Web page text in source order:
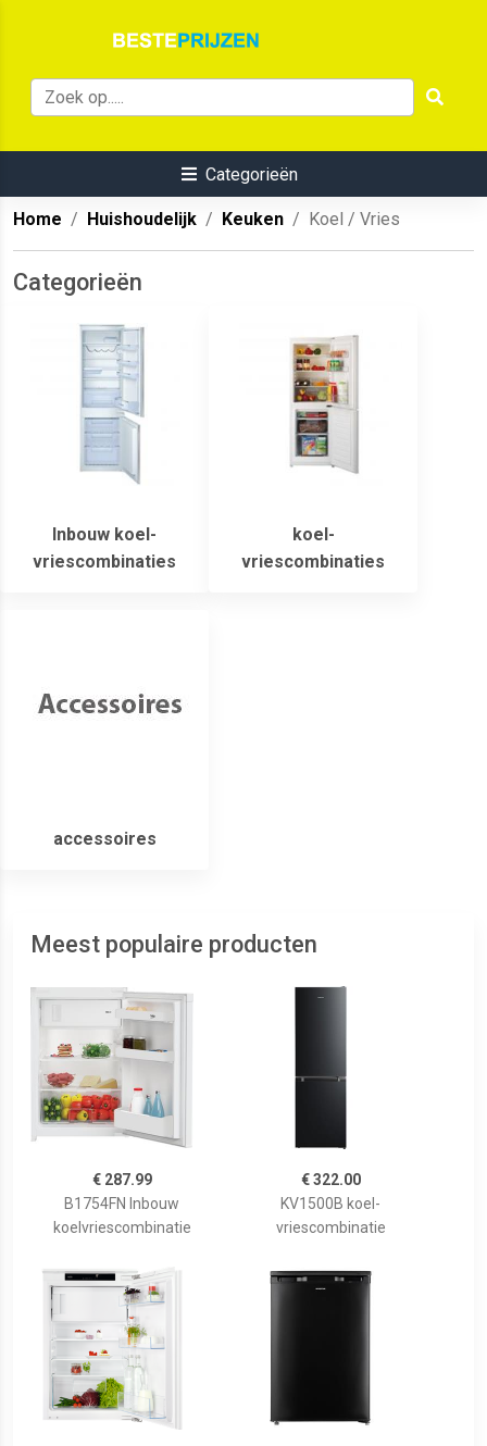
Categorieën
Home Huishoudelijk Keuken Koel / Vries
Categorieën
Inbouw koel-
vriescombinaties
koel-
vriescombinaties
accessoires
Meest populaire producten
€ 287.99
B1754FN Inbouw
koelvriescombinatie
€ 322.00
KV1500B koel-
vriescombinatie